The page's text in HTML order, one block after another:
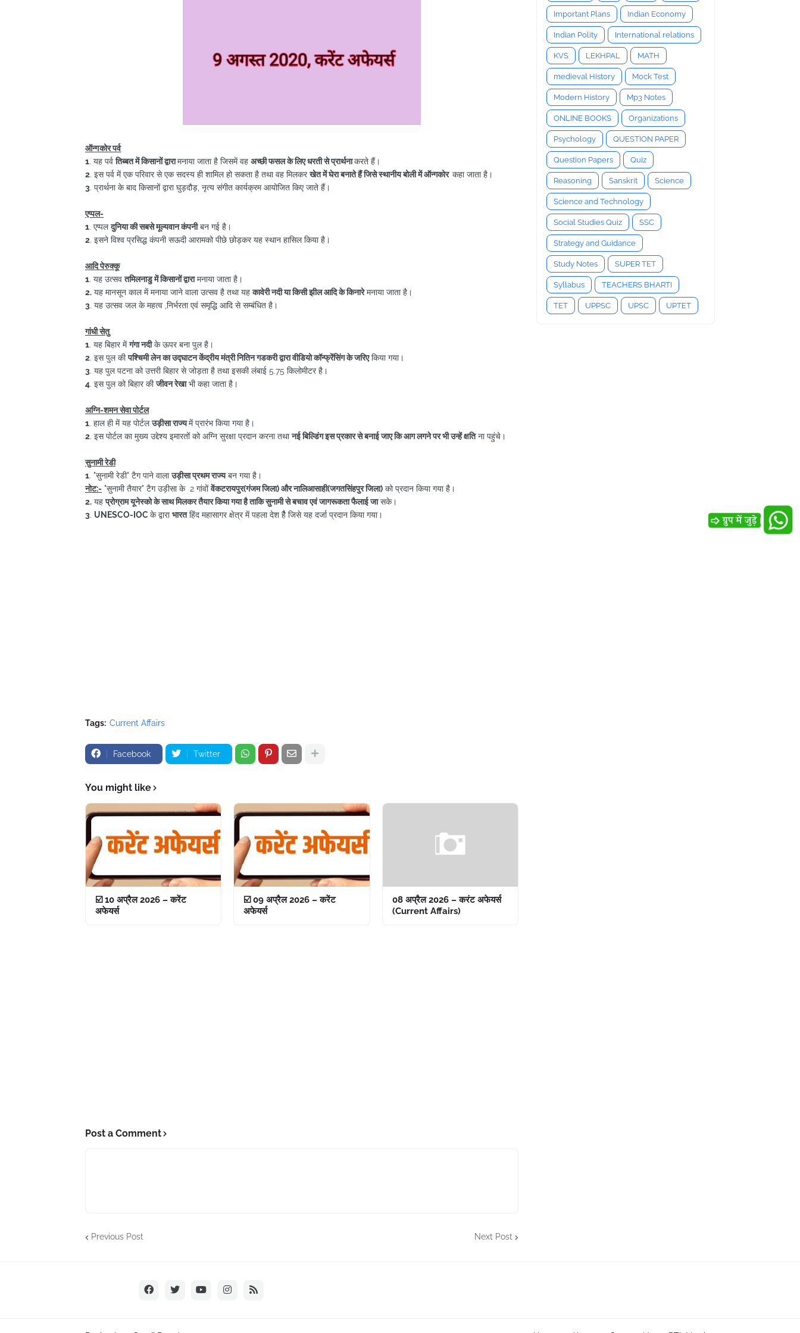
ऑन्गकोर पर्व
1. यह पर्वतिब्बत में किसानों द्वारामनाया जाता है जिसमें वह अच्छी फसल के लिए धरती से प्रार्थनाकरते हैं।
2. इस पर्व में एक परिवार से एक सदस्य ही शामिल हो सकता है तथा वह मिलकरखेत में घेरा बनाते हैं जिसे स्थानीय बोली में ऑन्गकोर कहा जाता है।
3. प्रार्थना के बाद किसानों द्वारा घुड़दौड़, नृत्य संगीत कार्यक्रम आयोजित किए जाते हैं।
एप्पल-
1. एप्पलदुनिया की सबसे मूल्यवान कंपनीबन गई है।
2. इसने विश्व प्रसिद्ध कंपनी सऊदी आरामको पीछे छोड़कर यह स्थान हासिल किया है।
आदि पेरुक्कू
1. यह उत्सवतमिलनाडु में किसानों द्वारामनाया जाता है।
2. यह मानसून काल में मनाया जाने वाला उत्सव है तथा यहकावेरी नदी या किसी झील आदि के किनारेमनाया जाता है।
3. यह उत्सव जल के महत्व ,निर्भरता एवं समृद्धि आदि से सम्बंधित है।
गांधी सेतु
1. यह बिहार मेंगंगा नदीके ऊपर बना पुल है।
2. इस पुल कीपश्चिमी लेन का उद्घाटन केंद्रीय मंत्री नितिन गडकरी द्वारा वीडियो कॉन्फ्रेंसिंग के जरिएकिया गया।
3. यह पुल पटना को उत्तरी बिहार से जोड़ता है तथा इसकी लंबाई 5.75 किलोमीटर है।
4. इस पुल को बिहार कीजीवन रेखाभी कहा जाता है।
अग्नि-शमन सेवा पोर्टल
1. हाल ही में यह पोर्टलउड़ीसा राज्यमें प्रारंभ किया गया है।
2. इस पोर्टल का मुख्य उद्देश्य इमारतों को अग्नि सुरक्षा प्रदान करना तथानई बिल्डिंग इस प्रकार से बनाई जाए कि आग लगने पर भी उन्हें क्षतिना पहुंचे।
सुनामी रेडी
1. "सुनामी रेडी" टैग पाने वालाउड़ीसा प्रथम राज्यबन गया है।
नोट:- "सुनामी तैयार" टैग उड़ीसा के 2 गांवोंवेंकटरायपुर(गंजम जिला) और नालिआसाही(जगतसिंहपुर जिला) को प्रदान किया गया है।
2. यहप्रोग्राम यूनेस्को के साथ मिलकर तैयार किया गया है ताकि सुनामी से बचाव एवं जागरूकता फैलाई जासके।
3. UNESCO-IOC के द्वाराभारतहिंद महासागर क्षेत्र में पहला देश हैैै जिसे यह दर्जा प्रदान किया गया।
Tags: Current Affairs
Facebook Twitter
You might like
☑️ 10 अप्रैल 2026 – करेंट
अफेयर्स
☑️ 09 अप्रैल 2026 – करेंट
अफेयर्स
08 अप्रैल 2026 – करंट अफेयर्स
(Current Affairs)
Post a Comment
Previous Post Next Post
Important Plans Indian Economy
Indian Polity International relations
KVS LEKHPAL MATH
medieval History Mock Test
Modern History Mp3 Notes
ONLINE BOOKS Organizations
Psychology QUESTION PAPER
Question Papers Quiz
Reasoning Sanskrit Science
Science and Technology
Social Studies Quiz SSC
Strategy and Guidance
Study Notes SUPER TET
Syllabus TEACHERS BHARTI
TET UPPSC UPSC UPTET